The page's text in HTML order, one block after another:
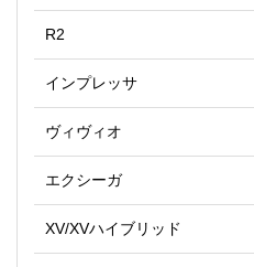
R2
インプレッサ
ヴィヴィオ
エクシーガ
XV/XVハイブリッド